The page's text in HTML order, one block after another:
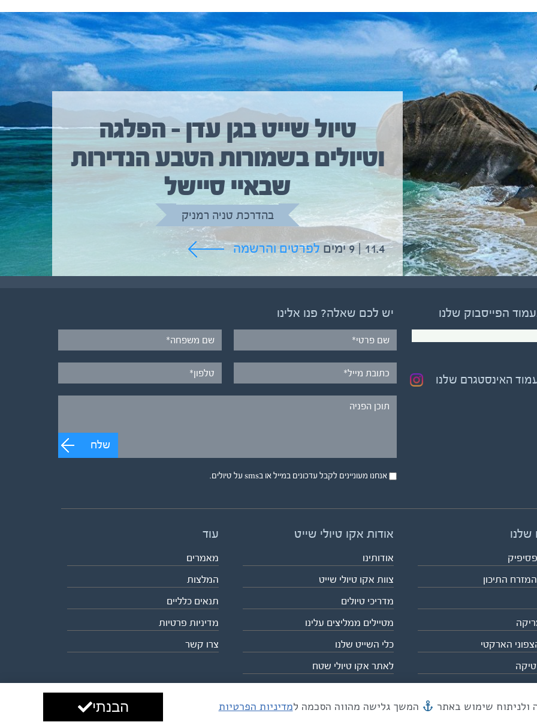
טיול שייט בגן עדן – הפלגה
וטיולים בשמורות הטבע הנדירות
שבאיי סיישל
בהדרכת טניה רמניק
11.4 | 9 ימים לפרטים והרשמה
טיול שייט מקיף איסלנד
בהדרכת גיל יניב
5.6 | 12 ימים לפרטים והרשמה
הפייסבוק שלנו
האינסטגרם שלנו
יש לכם שאלה? פנו אלינו
שלח
אנחנו מעוניינים לקבל עדכונים במייל או בsms על טיולים.
שלנו
התיכון
הארקטי
אודות אקו טיולי שייט
אודותינו
צוות אקו טיולי שייט
מדריכי טיולים
מטיילים ממליצים עלינו
כלי השייט שלנו
לאתר אקו טיולי שטח
עוד
מאמרים
המלצות
תנאים כלליים
מדיניות פרטיות
צרו קשר
מייל mail@eco.co.il | כתובתנו המסגר 55, תל אביב עיצוב ופיתוח: ביבר גלובל
המשך גלישה מהווה הסכמה למדיניות הפרטיות הבנתי